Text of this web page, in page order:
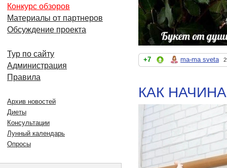
+7 ma-ma sveta
КАК
Конкурс обзоров
Материалы от партнеров
Обсуждение проекта
Тур по сайту
Администрация
Правила
Архив новостей
Диеты
Консультации
Лунный календарь
Опросы